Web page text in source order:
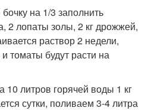
на 1/3 заполнить
2 лопаты золы, 2 кг дрожжей,
раствор 2 недели,
томаты будут расти на
10 литров горячей воды 1 кг
сутки, поливаем 3-4 литра